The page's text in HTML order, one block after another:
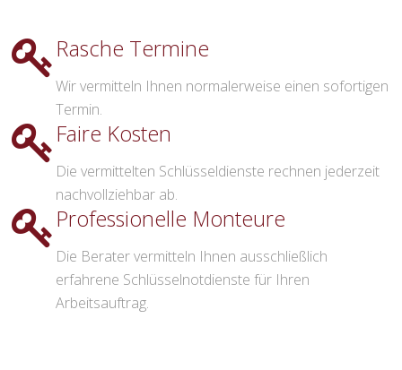
Rasche Termine
Wir vermitteln Ihnen normalerweise einen sofortigen
Termin.
Faire Kosten
Die vermittelten Schlüsseldienste rechnen jederzeit
nachvollziehbar ab.
Professionelle Monteure
Die Berater vermitteln Ihnen ausschließlich
erfahrene Schlüsselnotdienste für Ihren
Arbeitsauftrag.